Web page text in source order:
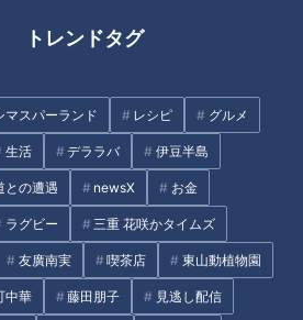
トレンドタグ
マスパーランド レシピ グルメ
生活 デララバ 伊豆半島
との遭遇 newsX お金
ラグビー 三重 花咲かタイムズ
友廣南実 喫茶店 東山動植物園
中華 藤田朋子 見逃し配信
ラゴンズ」(C)燃えドラch
ン井端弘和内野守備走塁コーチ！見事
代表を頂点に導き、お疲れ様でした！
とうございました！